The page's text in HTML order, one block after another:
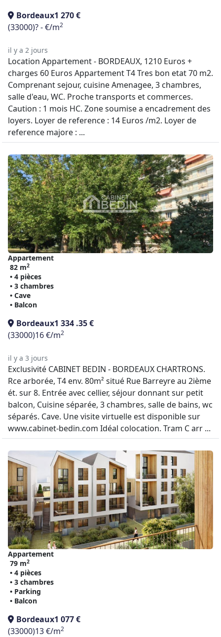
Bordeaux1 270 €
(33000)? - €/m2
il y a 2 jours
Location Appartement - BORDEAUX, 1210 Euros +
charges 60 Euros Appartement T4 Tres bon etat 70 m2.
Comprenant sejour, cuisine Amenagee, 3 chambres,
salle d'eau, WC. Proche transports et commerces.
Caution : 1 mois HC. Zone soumise a encadrement des
loyers. Loyer de reference : 14 Euros /m2. Loyer de
reference majore : ...
Appartement
82 m2
• 4 pièces
• 3 chambres
• Cave
• Balcon
Bordeaux1 334 .35 €
(33000)16 €/m2
il y a 3 jours
Exclusivité CABINET BEDIN - BORDEAUX CHARTRONS.
Rce arborée, T4 env. 80m² situé Rue Barreyre au 2ième
ét. sur 8. Entrée avec cellier, séjour donnant sur petit
balcon, Cuisine séparée, 3 chambres, salle de bains, wc
séparés. Cave. Une visite virtuelle est disponible sur
www.cabinet-bedin.com Idéal colocation. Tram C arr ...
Appartement
79 m2
• 4 pièces
• 3 chambres
• Parking
• Balcon
Bordeaux1 077 €
(33000)13 €/m2